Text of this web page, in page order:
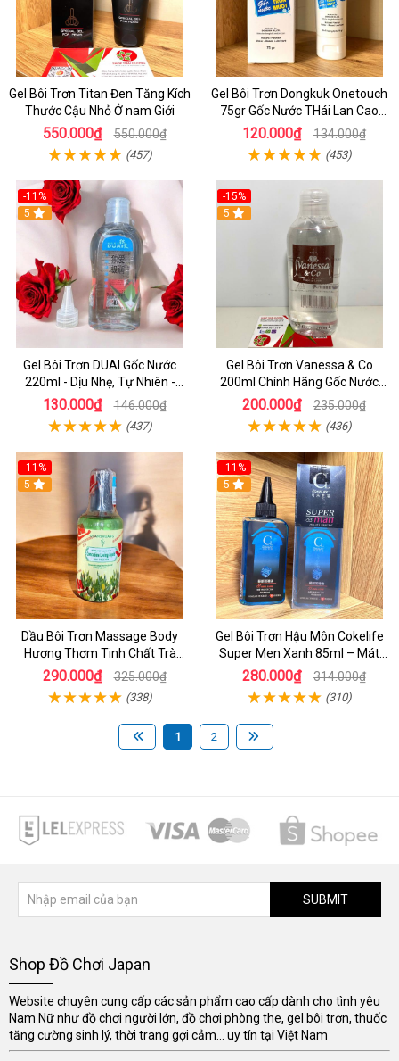
Gel Bôi Trơn Titan Đen Tăng Kích
Thước Cậu Nhỏ Ở nam Giới
550.000₫ 550.000₫
(457)
Gel Bôi Trơn Dongkuk Onetouch
75gr Gốc Nước THái Lan Cao
Cấp
120.000₫ 134.000₫
(453)
-11%
5
Gel Bôi Trơn DUAI Gốc Nước
220ml - Dịu Nhẹ, Tự Nhiên -
Dochoijapan
130.000₫ 146.000₫
(437)
-15%
5
Gel Bôi Trơn Vanessa & Co
200ml Chính Hãng Gốc Nước
Siêu Mượt - dochoijapan
200.000₫ 235.000₫
(436)
-11%
5
Dầu Bôi Trơn Massage Body
Hương Thơm Tinh Chất Trà
Xanh Tự Nhiên Chai 300ml
290.000₫ 325.000₫
(338)
-11%
5
Gel Bôi Trơn Hậu Môn Cokelife
Super Men Xanh 85ml – Mát
Lạnh, Giảm Đau, Dễ Chịu
280.000₫ 314.000₫
(310)
1 2
SUBMIT
Shop Đồ Chơi Japan
Website chuyên cung cấp các sản phẩm cao cấp dành cho tình yêu
Nam Nữ như đồ chơi người lớn, đồ chơi phòng the, gel bôi trơn, thuốc
tăng cường sinh lý, thời trang gợi cảm... uy tín tại Việt Nam